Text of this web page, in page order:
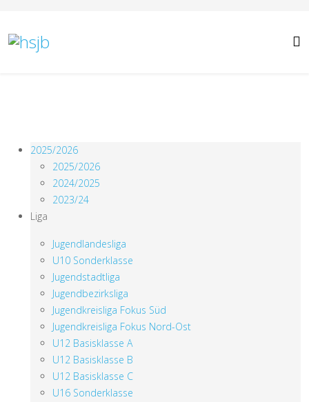
2025/2026
2025/2026
2024/2025
2023/24
Liga
Jugendlandesliga
U10 Sonderklasse
Jugendstadtliga
Jugendbezirksliga
Jugendkreisliga Fokus Süd
Jugendkreisliga Fokus Nord-Ost
U12 Basisklasse A
U12 Basisklasse B
U12 Basisklasse C
U16 Sonderklasse